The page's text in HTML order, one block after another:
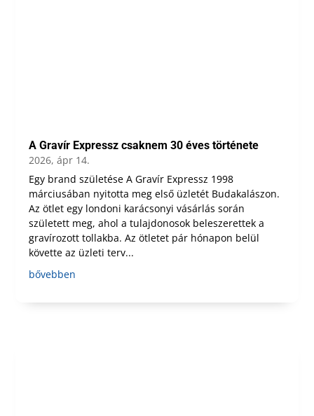
A Gravír Expressz csaknem 30 éves története
2026, ápr 14.
Egy brand születése A Gravír Expressz 1998
márciusában nyitotta meg első üzletét Budakalászon.
Az ötlet egy londoni karácsonyi vásárlás során
született meg, ahol a tulajdonosok beleszerettek a
gravírozott tollakba. Az ötletet pár hónapon belül
követte az üzleti terv...
bővebben